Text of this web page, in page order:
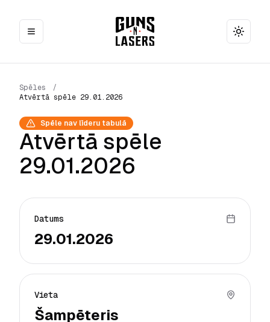
Toggle
Spēles
/
Atvērtā spēle 29.01.2026
Spēle nav līderu tabulā
Atvērtā spēle
29.01.2026
Datums
29.01.2026
Vieta
Šampēteris